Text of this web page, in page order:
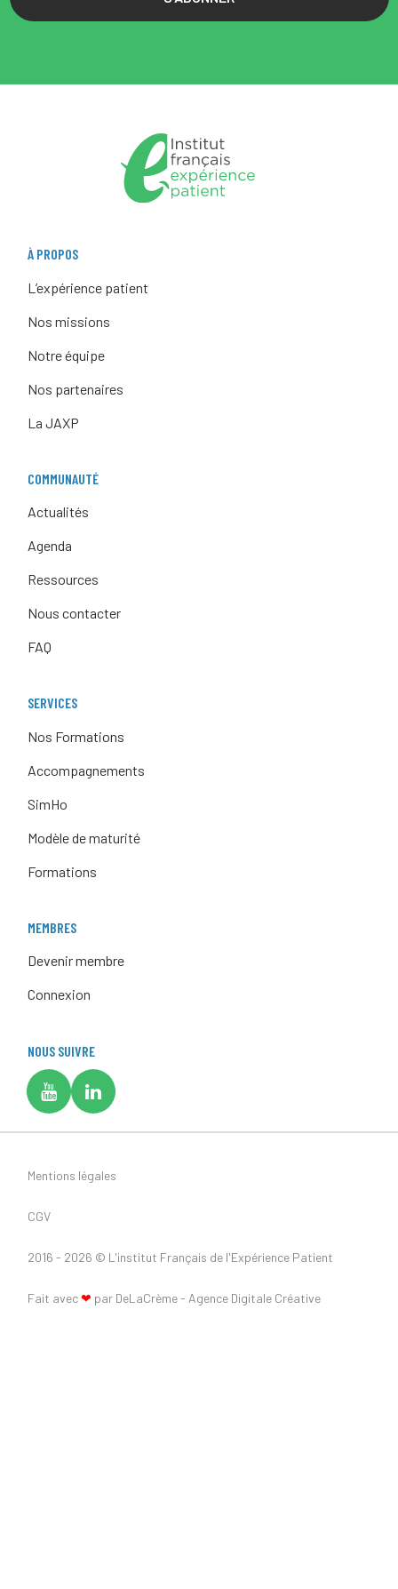
À PROPOS
L’expérience patient
Nos missions
Notre équipe
Nos partenaires
La JAXP
COMMUNAUTÉ
Actualités
Agenda
Ressources
Nous contacter
FAQ
SERVICES
Nos Formations
Accompagnements
SimHo
Modèle de maturité
Formations
MEMBRES
Devenir membre
Connexion
NOUS SUIVRE
Fait avec❤ par DeLaCrème - Agence Digitale Créative
Mentions légales
CGV
2016 - 2026 © L'institut Français de l'Expérience Patient